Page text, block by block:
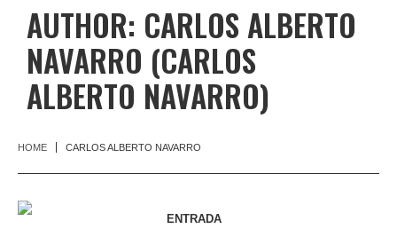
AUTHOR: CARLOS ALBERTO
NAVARRO (CARLOS
ALBERTO NAVARRO)
HOME CARLOS ALBERTO NAVARRO
ENTRADA